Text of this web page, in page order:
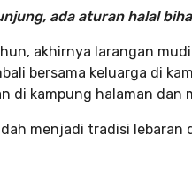
ada aturan halal
akhirnya larangan
bersama keluarga di
di kampung halaman dan
menjadi tradisi lebaran